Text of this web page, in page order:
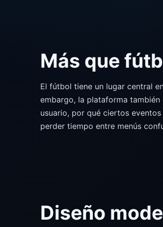
Más que
El fútbol tiene un lugar central
embargo, la plataforma
usuario, por qué ciertos
perder tiempo entre menús
Diseño